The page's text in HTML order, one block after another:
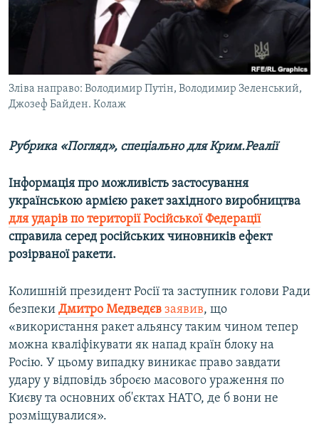
ВІДЕОУРОКИ «ELIFBE»
СВІДЧЕННЯ ОКУПАЦІЇ
УКРАЇНСЬКА ПРОБЛЕМА КРИМУ
ІНФОГРАФІКА
ДОЛУЧАЙСЯ!
Усі сайти RFE/RL
Зліва направо: Володимир Путін, Володимир Зеленський,
Джозеф Байден. Колаж
Рубрика «Погляд», спеціально для Крим.Реалії
Інформація про можливість застосування
українською армією ракет західного виробництва
для ударів по території Російської Федерації
справила серед російських чиновників ефект
розірваної ракети.
Колишній президент Росії та заступник голови Ради
безпеки Дмитро Медведєв заявив, що
«використання ракет альянсу таким чином тепер
можна кваліфікувати як напад країн блоку на
Росію. У цьому випадку виникає право завдати
удару у відповідь зброєю масового ураження по
Києву та основних об'єктах НАТО, де б вони не
розміщувалися».